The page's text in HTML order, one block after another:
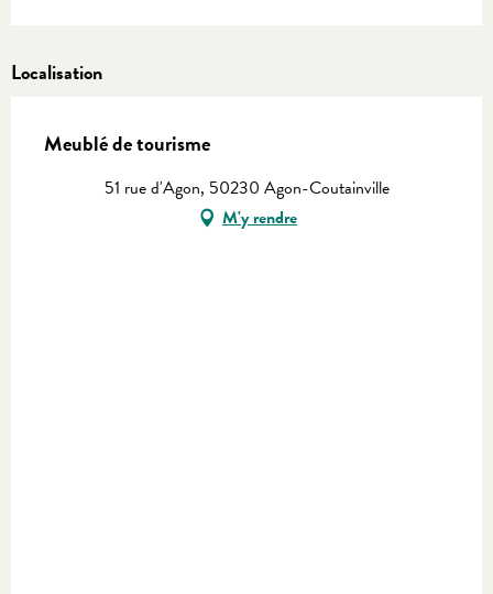
Localisation
Meublé de tourisme
51 rue d'Agon, 50230 Agon-Coutainville
M'y rendre